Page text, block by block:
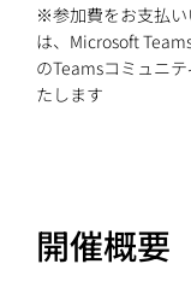
※参加費をお支払
は、Microsoft
のTeamsコミュニ
たします
開催概要